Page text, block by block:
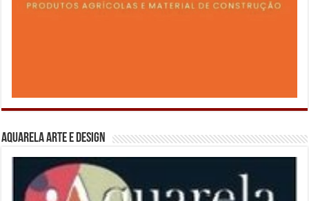
Aquarela Arte e Design